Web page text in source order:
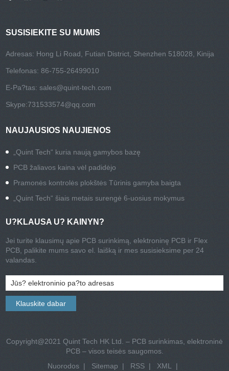
SUSISIEKITE SU MUMIS
Adresas: Hong Li Road, Futian District, Shenzhen 518028, Kinija
Telefonas: 86-755-26499010
E-Pa?tas:sales@quint-tech.com
Skype:731533574@qq.com
NAUJAUSIOS NAUJIENOS
„Quint Tech“ kuria naują gamybos bazę
PCB žaliavos kaina vėl padidėjo
Pramonės kontrolės plokštės Tūrinis gamyba baigta
„Quint Tech“ šiais metais surengė 6-uosius mokymus
U?KLAUSA U? KAINYN?
Jei turite klausimų apie PCB surinkimą, elektroninę PCB ir Flex
PCB, palikite mums savo el. laišką ir mes susisieksime per 24
valandas.
Copyright@2021 Quint Tech HK Ltd. – PCB surinkimas, elektroninė
PCB – visos teisės saugomos.
Nuorodos| Sitemap | RSS| XML|